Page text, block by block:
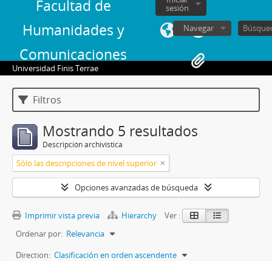
Facultad de
Humanidades y
Comunicaciones
sesión
Navegar
Universidad Finis Terrae
Filtros
Mostrando 5 resultados
Descripción archivística
Sólo las descripciones de nivel superior
Opciones avanzadas de búsqueda
Imprimir vista previa Hierarchy
Ver :
Ordenar por: Relevancia
Direction: Clasificación en orden ascendente